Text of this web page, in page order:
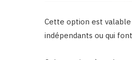
Cette option est
indépendants ou qui